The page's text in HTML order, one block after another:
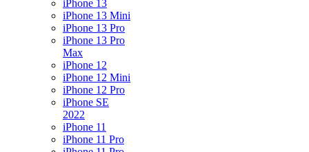
iPhone 13
iPhone 13 Mini
iPhone 13 Pro
iPhone 13 Pro
Max
iPhone 12
iPhone 12 Mini
iPhone 12 Pro
iPhone SE
2022
iPhone 11
iPhone 11 Pro